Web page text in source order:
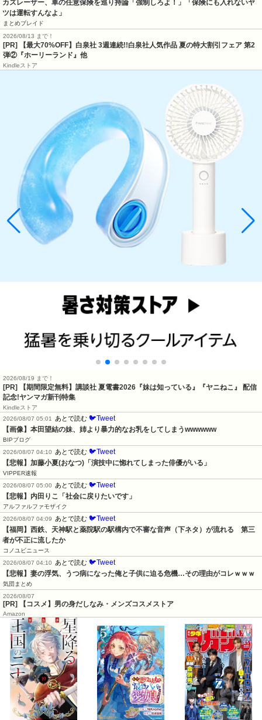
カズレーザー、車の任意保険を巡り持論「強制しろよ！」「保険にも入れないヤ
ツは運転すんなよ」
まとめブレイド
2026/08/13 まで！
[PR] 【最大70%OFF】白泉社 3週連続!!白泉社人気作品 夏の特大割引フェア 第2
弾②『ホーリーランド』他
Kindleストア
2026/08/19 まで！
[PR] 【期間限定無料】講談社 夏電書2026『妹は知っている』『ヤニねこ』 配信
記念!ヤンマガ新刊特集
Kindleストア
2026/08/07 05:01
あとで読む 🐦Tweet
【画像】本田望結の妹、姉より暴力的なお乳をしてしまうwwwwww
BIPブログ
2026/08/07 04:10
あとで読む 🐦Tweet
【悲報】加藤小夏(おなつ)「演技中に惚れてしまった俳優がいる」
VIPPER速報
2026/08/07 05:00
あとで読む 🐦Tweet
【悲報】内田りこ「社会に戻りたいです」
アルファルファモザイク
2026/08/07 04:09
あとで読む 🐦Tweet
【福岡】西鉄、天神駅と薬院駅の駅構内で不審な音声（下ネタ）が流れる　第三
者が不正に流したか
コノユビニュース
2026/08/07 04:10
あとで読む 🐦Tweet
【悲報】妻の浮気、うつ病になった俺と子供に迫る危機…その理由がコレｗｗｗ
気団まとめ
2026/08/07
[PR] 【コスメ】男の身だしなみ・メンズコスメストア
Amazon